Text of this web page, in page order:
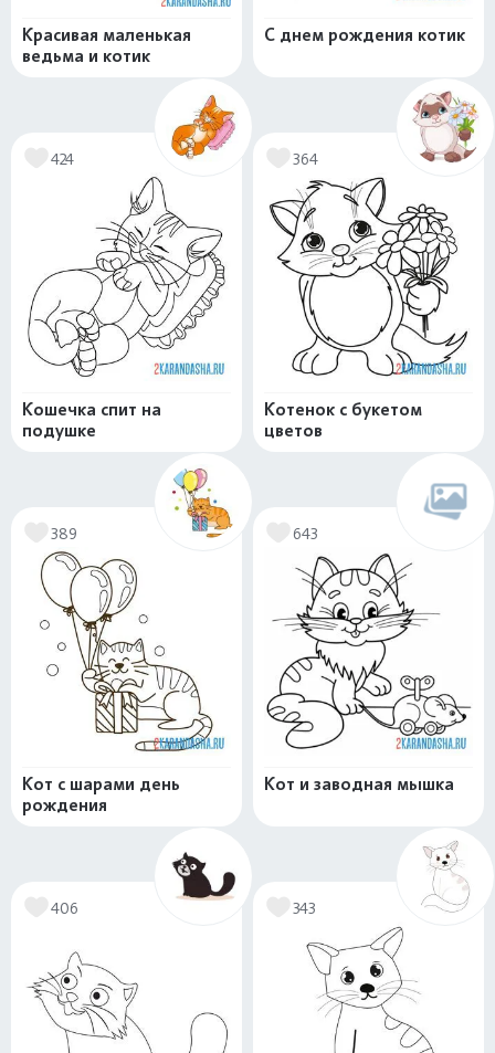
Красивая маленькая
ведьма и котик
С днем рождения котик
424
Кошечка спит на
подушке
364
Котенок с букетом
цветов
389
Кот с шарами день
рождения
643
Кот и заводная мышка
406 343